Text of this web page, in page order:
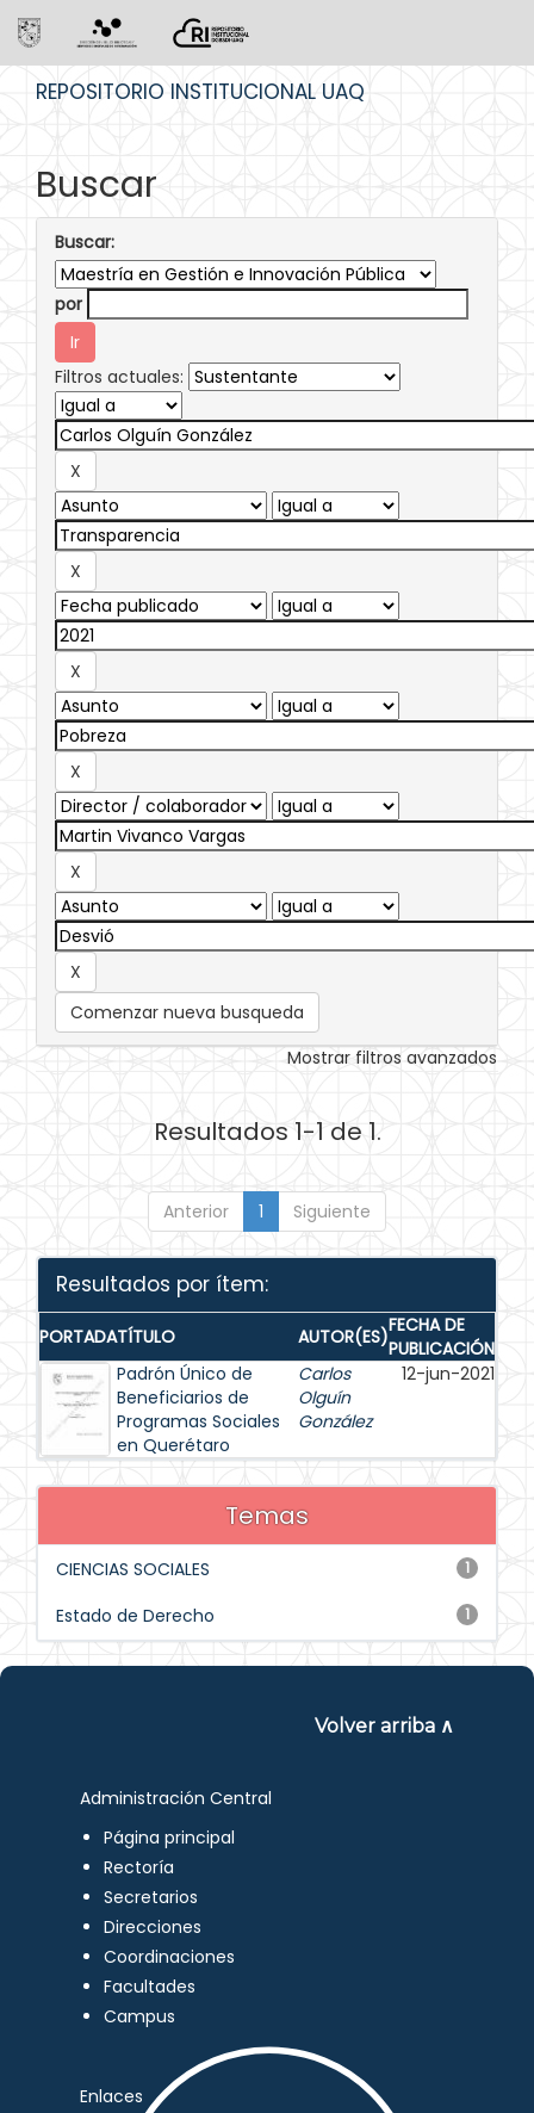
REPOSITORIO INSTITUCIONAL UAQ
Buscar
Buscar:
por
Filtros actuales:
Comenzar nueva busqueda
Mostrar filtros avanzados
Resultados 1-1 de 1.
Anterior 1 Siguiente
Resultados por ítem:
PORTADATÍTULO AUTOR(ES)FECHA DE
PUBLICACIÓN
Padrón Único de
Beneficiarios de
Programas Sociales
en Querétaro
Carlos
Olguín
González
12-jun-2021
Temas
1
CIENCIAS SOCIALES
1
Estado de Derecho
Volver arriba ∧
Administración Central
Página principal
Rectoría
Secretarios
Direcciones
Coordinaciones
Facultades
Campus
Enlaces